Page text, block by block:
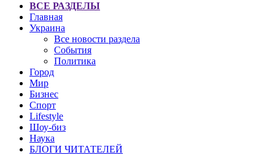
ВСЕ РАЗДЕЛЫ
Главная
Украина
Все новости раздела
События
Политика
Город
Мир
Бизнес
Спорт
Lifestyle
Шоу-биз
Наука
БЛОГИ ЧИТАТЕЛЕЙ